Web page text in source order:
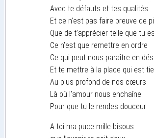
Avec te défauts et tes qualités
Et ce n’est pas faire preuve de
Que de t’apprécier telle que tu es
Ce n’est que remettre en ordre
Ce qui peut nous paraître en
Et te mettre à la place qui est
Au plus profond de nos cœurs
Là où l’amour nous enchaîne
Pour que tu le rendes douceur
A toi ma puce mille bisous